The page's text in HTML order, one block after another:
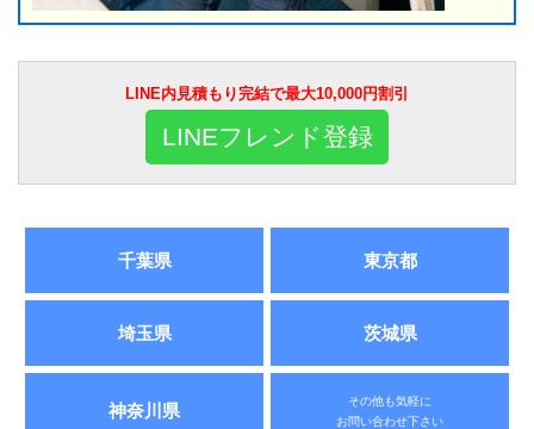
LINE内見積もり完結で最大10,000円割引
LINEフレンド登録
千葉県 東京都
埼玉県 茨城県
神奈川県
その他も気軽に
お問い合わせ下さい